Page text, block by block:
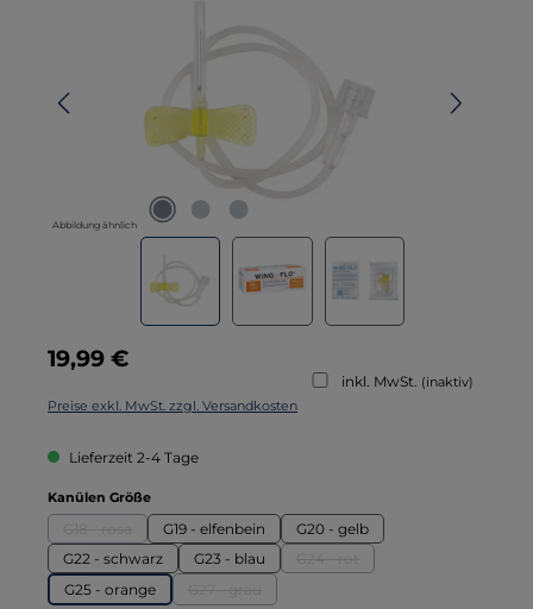
Abbildung ähnlich
Regulärer Preis:
19,99 €
inkl. MwSt. (inaktiv)
Preise exkl. MwSt. zzgl. Versandkosten
Lieferzeit 2-4 Tage
Kanülen Größeauswählen
(Diese Option ist zurzeit nicht verfügbar.)
G19 - elfenbein
G20 - gelb
G22 - schwarz
G23 - blau
(Diese Option ist zurzeit nicht
G25 - orange
(Diese Option ist zurzeit nicht verfügbar.)